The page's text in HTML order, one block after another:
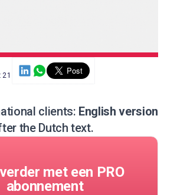
clients: English version
the Dutch text.
met een PRO
abonnement